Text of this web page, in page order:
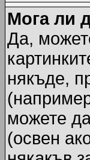
Мога ли
Да,
някъде,
можете
(освен